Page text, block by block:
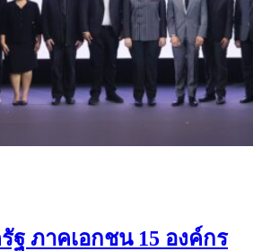
ฐ ภาคเอกชน 15 องค์กร